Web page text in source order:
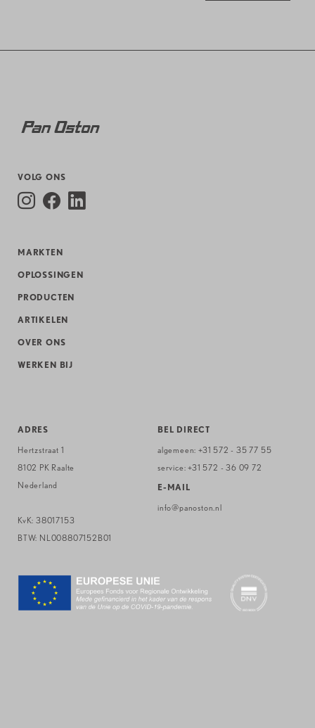
VOLG ONS
MARKTEN
OPLOSSINGEN
PRODUCTEN
ARTIKELEN
OVER ONS
WERKEN BIJ
ADRES
Hertzstraat 1
8102 PK Raalte
Nederland
KvK: 38017153
BTW: NL008807152B01
BEL DIRECT
algemeen: +31 572 - 35 77 55
service:+31 572 - 36 09 72
E-MAIL
info@panoston.nl